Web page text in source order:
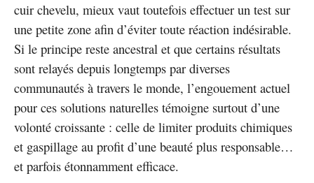
cuir chevelu, mieux vaut toutefois effectuer un test sur
une petite zone afin d’éviter toute réaction indésirable.
Si le principe reste ancestral et que certains résultats
sont relayés depuis longtemps par diverses
communautés à travers le monde, l’engouement actuel
pour ces solutions naturelles témoigne surtout d’une
volonté croissante : celle de limiter produits chimiques
et gaspillage au profit d’une beauté plus responsable…
et parfois étonnamment efficace.